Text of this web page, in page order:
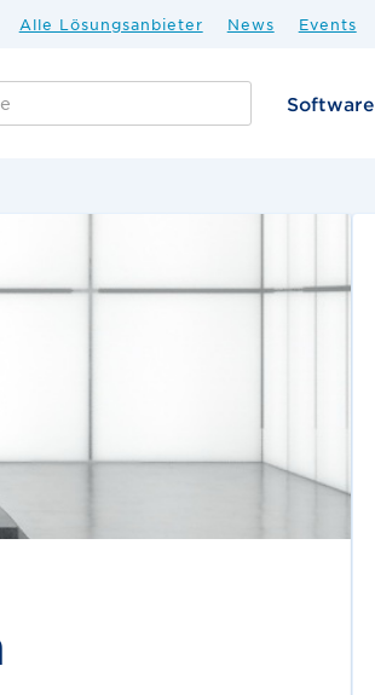
Alle Lösungsanbieter News Events
Software